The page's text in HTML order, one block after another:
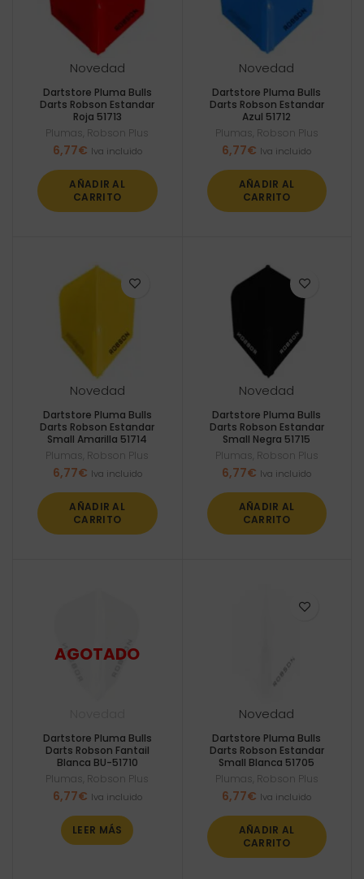
Novedad
Dartstore Pluma Bulls
Darts Robson Estandar
Roja 51713
Plumas Robson Plus
6,77€ Iva incluido
AÑADIR AL
CARRITO
Novedad
Dartstore Pluma Bulls
Darts Robson Estandar
Azul 51712
Plumas Robson Plus
6,77€ Iva incluido
AÑADIR AL
CARRITO
Novedad
Dartstore Pluma Bulls
Darts Robson Estandar
Small Amarilla 51714
Plumas Robson Plus
6,77€ Iva incluido
AÑADIR AL
CARRITO
Novedad
Dartstore Pluma Bulls
Darts Robson Estandar
Small Negra 51715
Plumas Robson Plus
6,77€ Iva incluido
AÑADIR AL
CARRITO
Dartstore Pluma Bulls
Darts Robson Fantail
Blanca BU-51710
Plumas Robson Plus
6,77€ Iva incluido
LEER MÁS
Novedad
Dartstore Pluma Bulls
Darts Robson Estandar
Small Blanca 51705
Plumas Robson Plus
6,77€ Iva incluido
AÑADIR AL
CARRITO